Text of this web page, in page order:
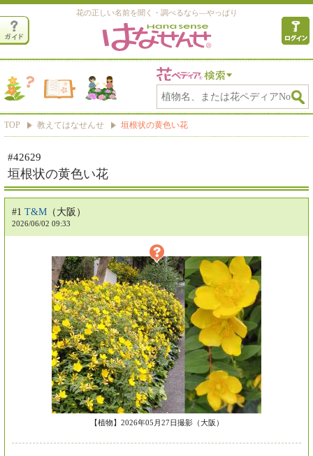
花の正しい名前を聞く・調べるなら―やっぱり
TOP 教えてはなせんせ 垣根状の黄色い花
#42629
垣根状の黄色い花
#1 T&M （大阪）
2026/06/02 09:33
【植物】2026年05月27日撮影（大阪）